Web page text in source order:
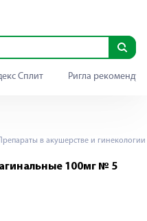
Сплит Ригла
Препараты в акушерстве и гинекологии
100мг № 5